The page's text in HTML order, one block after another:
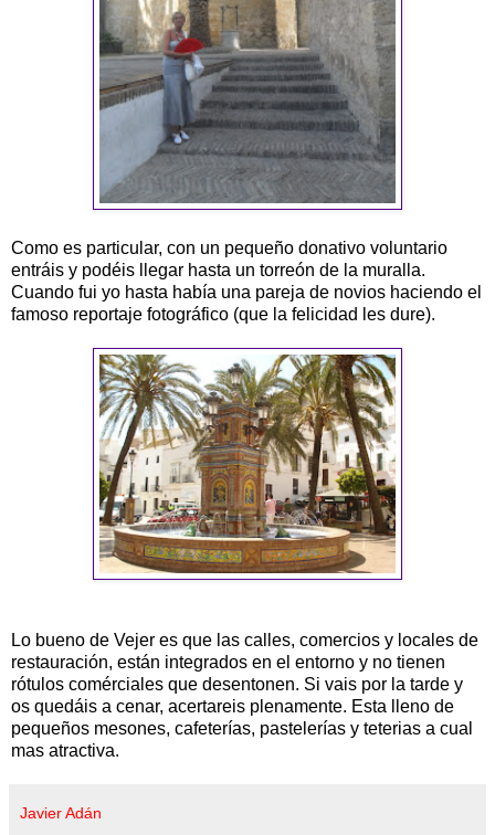
Como es particular, con un pequeño donativo voluntario
entráis y podéis llegar hasta un torreón de la muralla.
Cuando fui yo hasta había una pareja de novios haciendo el
famoso reportaje fotográfico (que la felicidad les dure).
Lo bueno de Vejer es que las calles, comercios y locales de
restauración, están integrados en el entorno y no tienen
rótulos comérciales que desentonen. Si vais por la tarde y
os quedáis a cenar, acertareis plenamente. Esta lleno de
pequeños mesones, cafeterías, pastelerías y teterias a cual
mas atractiva.
Javier Adán